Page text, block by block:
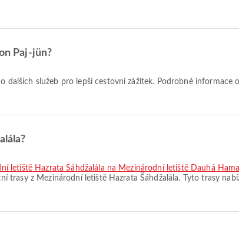
Paj-jün?
letiště Hazrata Šáhdžalála na Mezinárodní letiště Dauhá
trasy z Mezinárodní letiště Hazrata Šáhdžalála. Tyto trasy